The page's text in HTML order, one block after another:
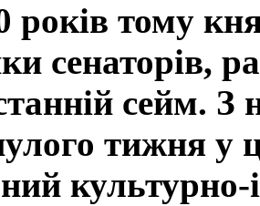
років тому
сенаторів,
сейм. З
тижня у
культурно-